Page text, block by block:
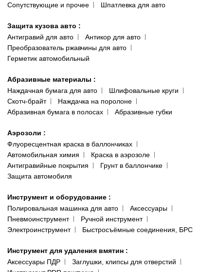
Сопутствующие и прочее
Шпатлевка для авто
Защита кузова авто :
Антигравий для авто
Антикор для авто
Преобразователь ржавчины для авто
Герметик автомобильный
Абразивные материалы :
Наждачная бумага для авто
Шлифовальные круги
Скотч-брайт
Наждачка на поролоне
Абразивная бумага в полосах
Абразивные губки
Аэрозоли :
Флуоресцентная краска в баллончиках
Автомобильная химия
Краска в аэрозоле
Антигравийные покрытия
Грунт в баллончике
Защита автомобиля
Инструмент и оборудование :
Полировальная машинка для авто
Аксессуары
Пневмоинструмент
Ручной инструмент
Электроинструмент
Быстросъёмные соединения, БРС
Инструмент для удаления вмятин :
Аксессуары ПДР
Заглушки, клипсы для отверстий